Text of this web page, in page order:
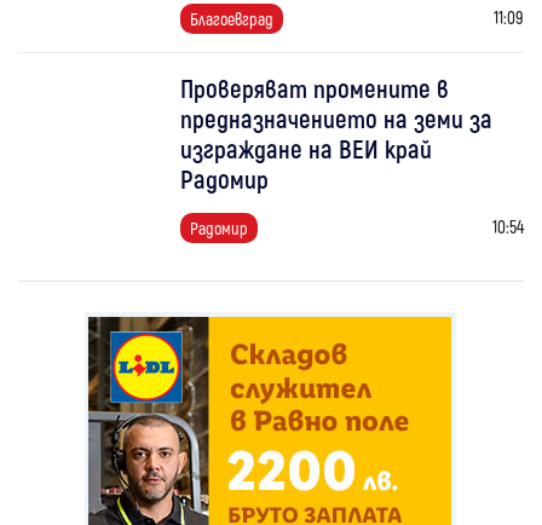
Благоевград 11:09
Проверяват промените в
предназначението на земи за
изграждане на ВЕИ край
Радомир
Радомир 10:54